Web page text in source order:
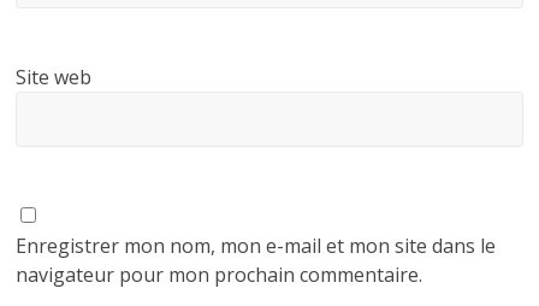
Site web
Enregistrer mon nom, mon e-mail et mon site dans le
navigateur pour mon prochain commentaire.